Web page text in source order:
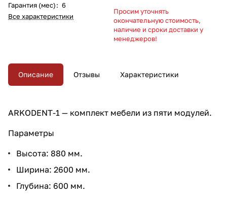
Гарантия (мес): 6
Все характеристики
Просим уточнять
окончательную стоимость,
наличие и сроки доставки у
менеджеров!
Описание Отзывы Характеристики
ARKODENT-1 — комплект мебели из пяти модулей.
Параметры
Высота: 880 мм.
Ширина: 2600 мм.
Глубина: 600 мм.